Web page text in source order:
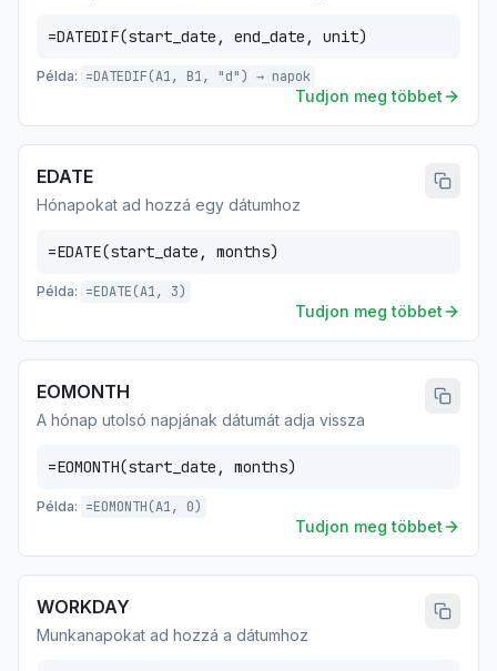
=DATEDIF(start_date, end_date, unit)
Példa: =DATEDIF(A1, B1, "d") → napok
Tudjon meg többet
EDATE
Hónapokat ad hozzá egy dátumhoz
=EDATE(start_date, months)
Példa: =EDATE(A1, 3)
Tudjon meg többet
EOMONTH
A hónap utolsó napjának dátumát adja vissza
=EOMONTH(start_date, months)
Példa: =EOMONTH(A1, 0)
Tudjon meg többet
WORKDAY
Munkanapokat ad hozzá a dátumhoz